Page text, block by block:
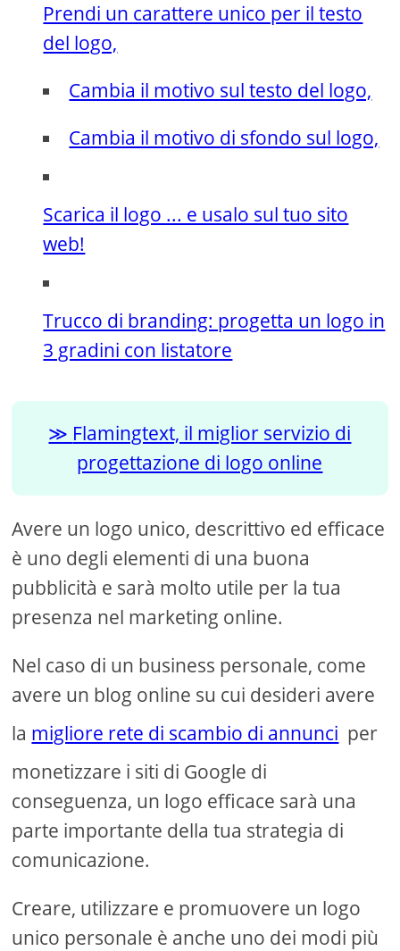
Prendi un carattere unico per il testo
del logo,
Cambia il motivo sul testo del logo,
Cambia il motivo di sfondo sul logo,
Scarica il logo ... e usalo sul tuo sito
web!
Trucco di branding: progetta un logo in
3 gradini con listatore
Flamingtext, il miglior servizio di
progettazione di logo online
Avere un logo unico, descrittivo ed efficace
è uno degli elementi di una buona
pubblicità e sarà molto utile per la tua
presenza nel marketing online.
Nel caso di un business personale, come
avere un blog online su cui desideri avere
la migliore rete di scambio di annunci per
monetizzare i siti di Google di
conseguenza, un logo efficace sarà una
parte importante della tua strategia di
comunicazione.
Creare, utilizzare e promuovere un logo
unico personale è anche uno dei modi più